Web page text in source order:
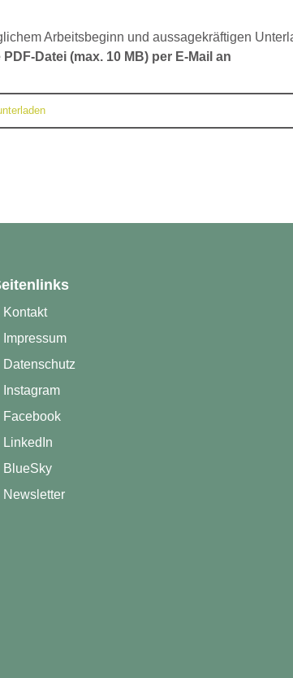
Arbeitsbeginn und aussagekräftigen
Datei (max. 10 MB) per E-Mail an
Kontakt
Impressum
Datenschutz
Instagram
Facebook
LinkedIn
BlueSky
Newsletter